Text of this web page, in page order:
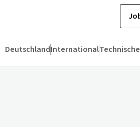
DeutschlandInternational